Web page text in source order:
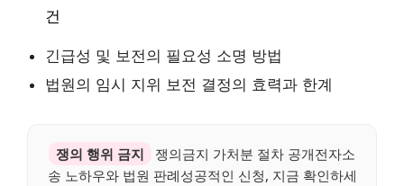
건
긴급성 및 보전의 필요성 소명 방법
법원의 임시 지위 보전 결정의 효력과 한계
쟁의 행위 금지
쟁의금지 가처분 절차 공개전자소
송 노하우와 법원 판례성공적인 신청, 지금 확인하세